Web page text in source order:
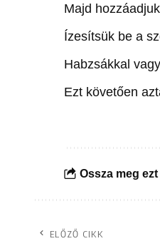
Majd
Ízesítsük be a
Habzsákkal
Ezt követően
Ossza meg
ELŐZŐ CIKK